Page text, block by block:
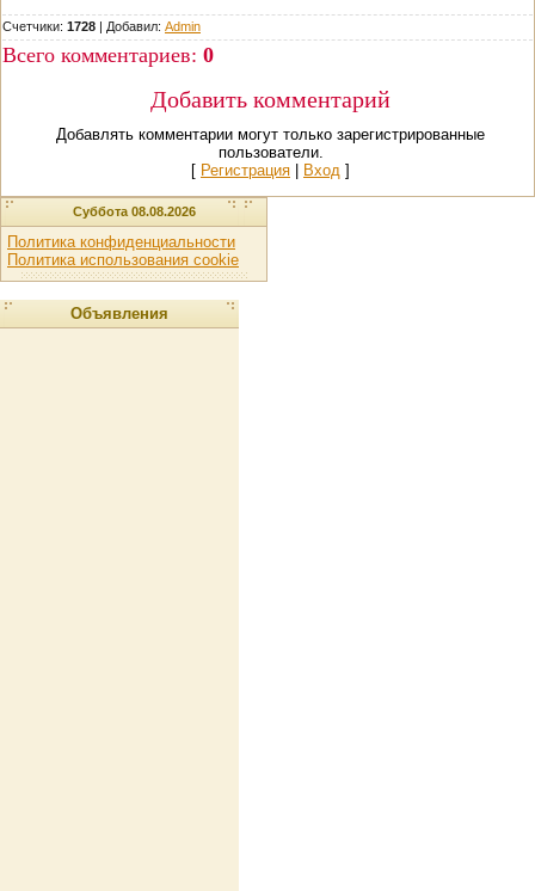
Счетчики: 1728 | Добавил: Admin
Всего комментариев: 0
Добавить комментарий
Добавлять комментарии могут только зарегистрированные
пользователи.
[ Регистрация Вход ]
Суббота 08.08.2026
Политика конфиденциальности
Политика использования cookie
Объявления